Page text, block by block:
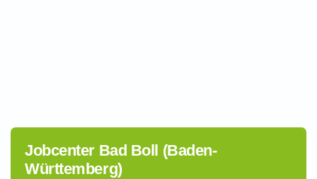
Jobcenter Bad Boll (Baden-
Württemberg)